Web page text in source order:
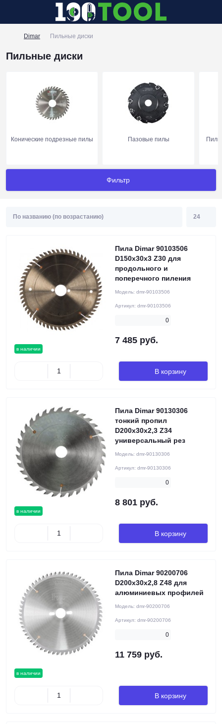
Dimar Пильные диски
Пильные диски
Конические подрезные пилы Пазовые пилы
Фильтр
в наличии
Пила Dimar 90103506
D150x30x3 Z30 для
продольного и
поперечного пиления
Модель: dmr-90103506
Артикул: dmr-90103506
0
7 485 руб.
В корзину
в наличии
Пила Dimar 90130306
тонкий пропил
D200x30x2,3 Z34
универсальный рез
Модель: dmr-90130306
Артикул: dmr-90130306
0
8 801 руб.
В корзину
в наличии
Пила Dimar 90200706
D200x30x2,8 Z48 для
алюминиевых профилей
Модель: dmr-90200706
Артикул: dmr-90200706
0
11 759 руб.
В корзину